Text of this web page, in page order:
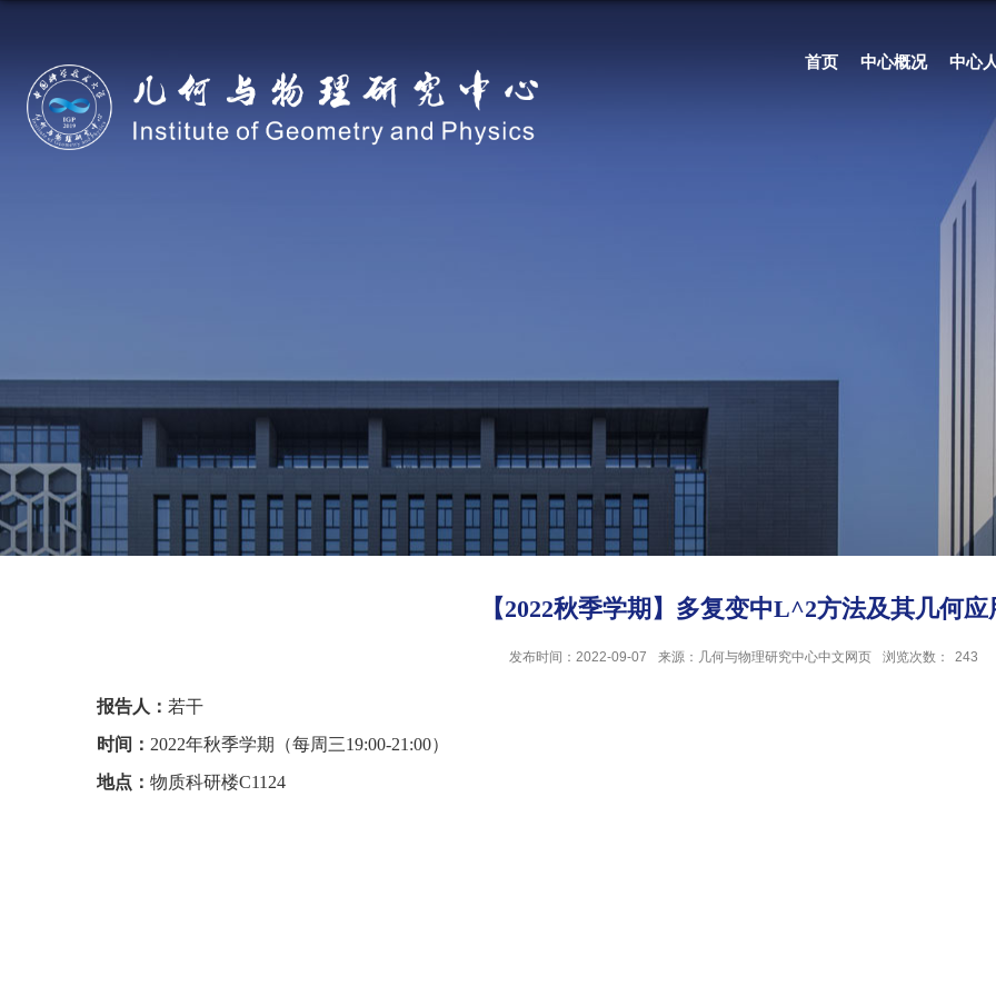
首页 中心概况 中心
【2022秋季学期】多复变中L^2方法及其几何应
发布时间：2022-09-07 来源：几何与物理研究中心中文网页 浏览次数： 243
报告人： 若干
时间： 2022年秋季学期（每周三19:00-21:00）
地点： 物质科研楼C1124